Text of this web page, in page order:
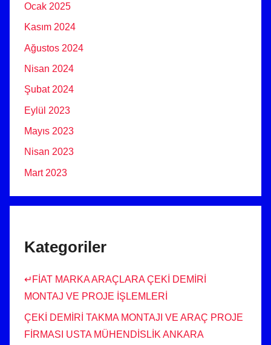
Ocak 2025
Kasım 2024
Ağustos 2024
Nisan 2024
Şubat 2024
Eylül 2023
Mayıs 2023
Nisan 2023
Mart 2023
Kategoriler
↵FİAT MARKA ARAÇLARA ÇEKİ DEMİRİ
MONTAJ VE PROJE İŞLEMLERİ
ÇEKİ DEMİRİ TAKMA MONTAJI VE ARAÇ PROJE
FİRMASI USTA MÜHENDİSLİK ANKARA